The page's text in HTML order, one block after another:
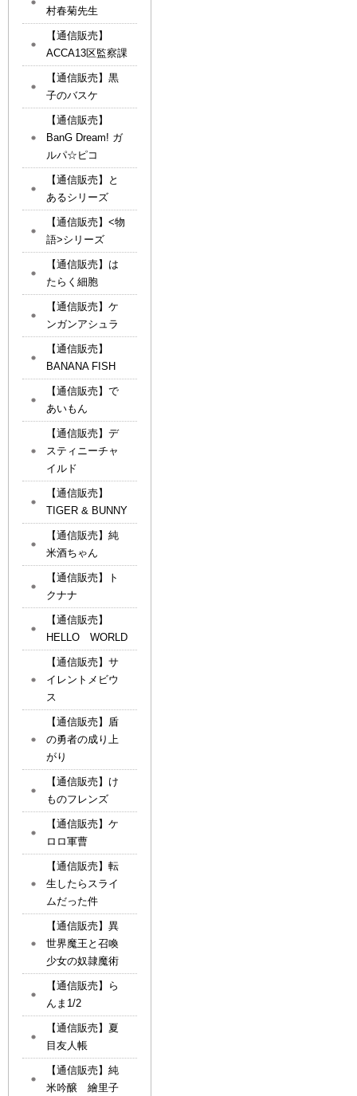
村春菊先生
【通信販売】
ACCA13区監察課
【通信販売】黒
子のバスケ
【通信販売】
BanG Dream! ガ
ルパ☆ピコ
【通信販売】と
あるシリーズ
【通信販売】<物
語>シリーズ
【通信販売】は
たらく細胞
【通信販売】ケ
ンガンアシュラ
【通信販売】
BANANA FISH
【通信販売】で
あいもん
【通信販売】デ
スティニーチャ
イルド
【通信販売】
TIGER & BUNNY
【通信販売】純
米酒ちゃん
【通信販売】ト
クナナ
【通信販売】
HELLO WORLD
【通信販売】サ
イレントメビウ
ス
【通信販売】盾
の勇者の成り上
がり
【通信販売】け
ものフレンズ
【通信販売】ケ
ロロ軍曹
【通信販売】転
生したらスライ
ムだった件
【通信販売】異
世界魔王と召喚
少女の奴隷魔術
【通信販売】ら
んま1/2
【通信販売】夏
目友人帳
【通信販売】純
米吟醸 繪里子